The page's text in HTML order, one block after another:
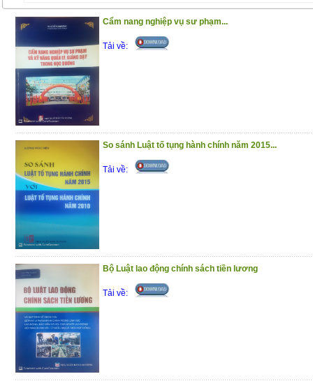
Cẩm nang nghiệp vụ sư phạm...
Tải về:
So sánh Luật tố tụng hành chính năm 2015...
Tải về:
Bộ Luật lao động chính sách tiền lương
Tải về: